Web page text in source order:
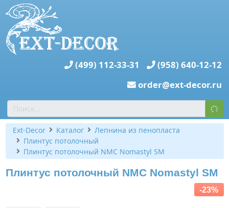
(499) 112-33-31
(958) 640-12-12
order@ext-decor.ru
Ext-Decor Каталог
Лепнина из пенопласта
Плинтус потолочный
Плинтус потолочный NMC Nomastyl SM
Плинтус потолочный NMC Nomastyl SM
-23%